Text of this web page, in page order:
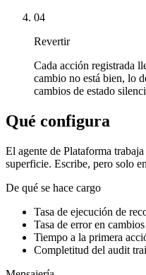
04
Revertir
Cada acción registrada
cambio no está bien, lo
cambios de estado
Qué configura
El agente de Plataforma
superficie. Escribe, pero solo
De qué se hace cargo
Tasa de ejecución de
Tasa de error en
Tiempo a la primera
Completitud del audit